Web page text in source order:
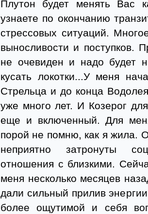
Плутон будет менять Вас
узнаете по окончанию
стрессовых ситуаций.
выносливости и поступков.
не очевиден и надо будет
кусать локотки...У меня
Стрельца и до конца
уже много лет. И Козерог
еще и включенный. Для
порой не помню, как я жила.
неприятно затронуты
отношения с близкими.
меня несколько месяцев
дали сильный прилив
более ощутимой и себя